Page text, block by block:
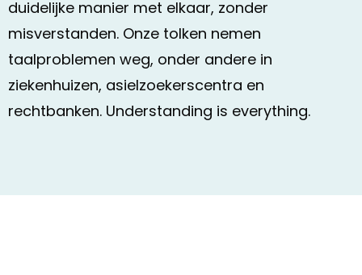
duidelijke manier met elkaar, zonder
misverstanden. Onze tolken nemen
taalproblemen weg, onder andere in
ziekenhuizen, asielzoekerscentra en
rechtbanken. Understanding is everything.